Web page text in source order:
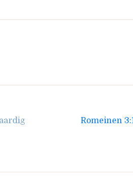
Romeinen